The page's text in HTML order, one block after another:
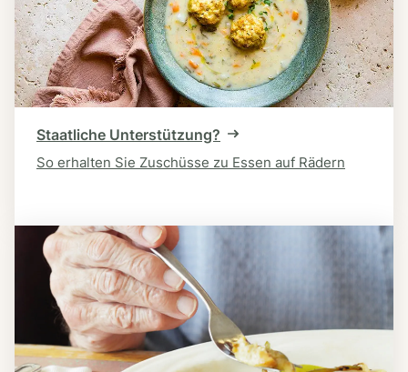
Staatliche Unterstützung?
So erhalten Sie Zuschüsse zu Essen auf Rädern